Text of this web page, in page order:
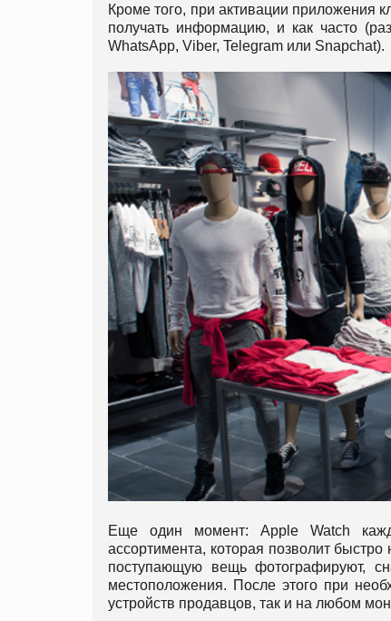
Кроме того, при активации приложения
получать информацию, и как часто
WhatsApp, Viber, Telegram или Snapchat).
Еще один момент: Apple Watch
ассортимента, которая позволит
поступающую вещь фотографируют,
местоположения. После этого при
устройств продавцов, так и на любом